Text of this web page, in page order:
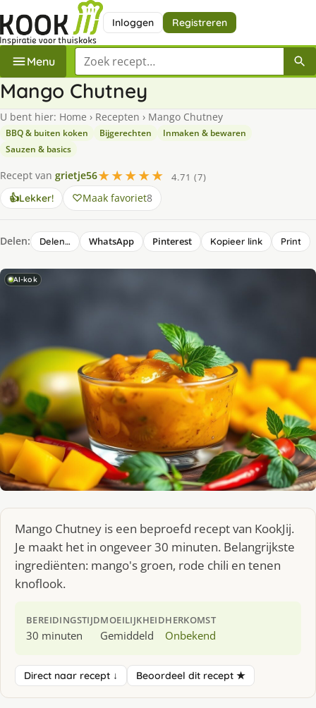
Inloggen Registreren
Menu Zoek een recept
Mango Chutney
U bent hier: Home › Recepten › Mango Chutney
BBQ & buiten koken Bijgerechten
Inmaken & bewaren
Sauzen & basics
Recept van grietje56★★★★★
4.71 (7)
👍Lekker! Maak favoriet8
Delen: Delen… WhatsApp Pinterest Kopieer link Print
AI-kok
Mango Chutney is een beproefd recept van KookJij.
Je maakt het in ongeveer 30 minuten. Belangrijkste
ingrediënten: mango's groen, rode chili en tenen
knoflook.
BEREIDINGSTIJD
30 minuten
MOEILIJKHEID
Gemiddeld
HERKOMST
Onbekend
Direct naar recept ↓ Beoordeel dit recept ★